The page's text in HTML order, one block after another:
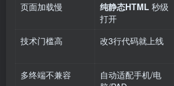
页面加载慢
纯静态HTML 秒级
打开
技术门槛高 改3行代码就上线
多终端不兼容
自动适配手机/电